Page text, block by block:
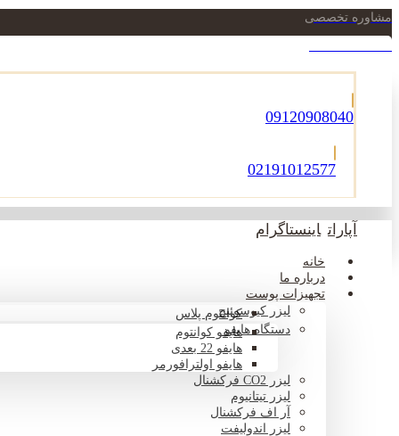
مشاوره تخصصی
09120908040
02191012577
آپارات اینستاگرام
خانه
درباره ما
تجهیزات پوست
لیزر کیوسوئیچکوانتوم پلاس
دستگاه هایفوهایفو کوانتوم
هایفو 22 بعدی
هایفو اولترافورمر
لیزر CO2 فرکشنال
لیزر تیتانیوم
آر اف فرکشنال
لیزر اندولیفت